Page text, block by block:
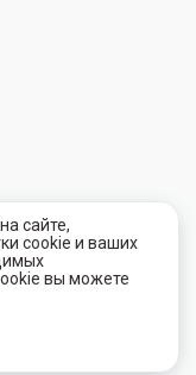
сайте,
cookie и ваших
вы можете